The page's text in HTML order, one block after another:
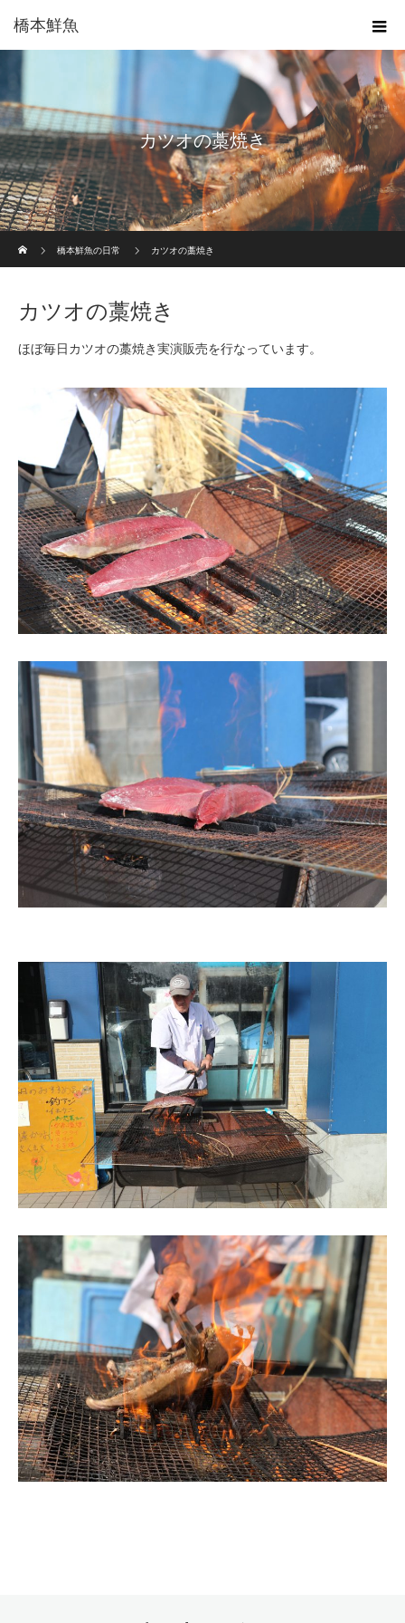
橋本鮮魚
カツオの藁焼き
橋本鮮魚の日常
カツオの藁焼き
カツオの藁焼き
ほぼ毎日カツオの藁焼き実演販売を行なっています。